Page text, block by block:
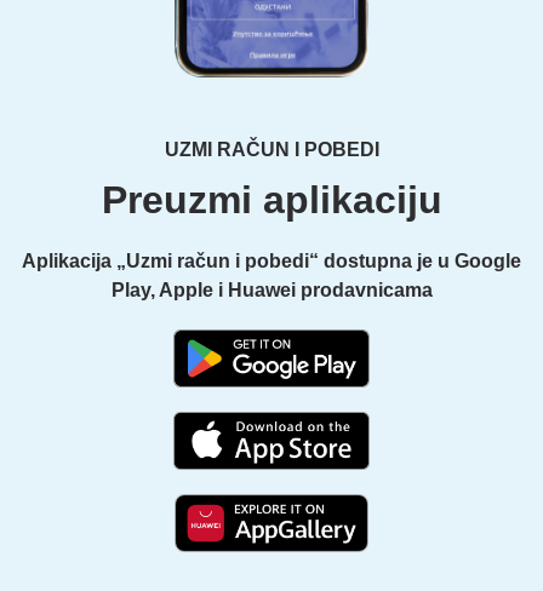
UZMI RAČUN I POBEDI
Preuzmi aplikaciju
Aplikacija „Uzmi račun i pobedi“ dostupna je u Google
Play, Apple i Huawei prodavnicama